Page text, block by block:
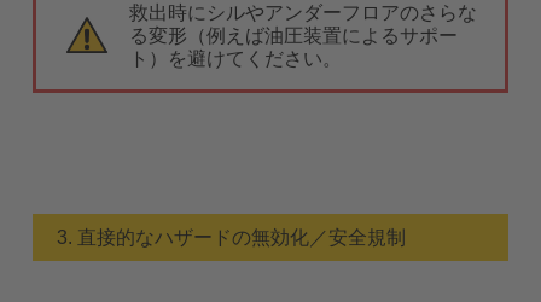
救出時にシルやアンダーフロアのさらな
る変形（例えば油圧装置によるサポー
ト）を避けてください。
3. 直接的なハザードの無効化／安全規制